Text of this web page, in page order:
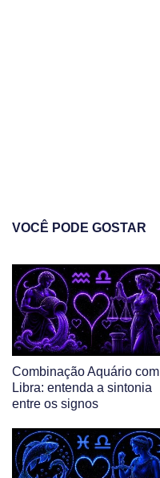
VOCÊ PODE GOSTAR
Combinação Aquário com
Libra: entenda a sintonia
entre os signos